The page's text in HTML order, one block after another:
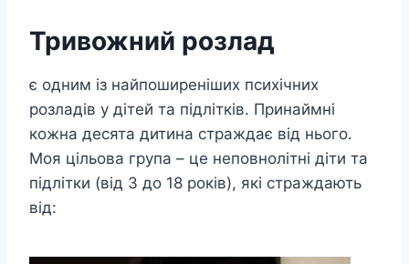
Тривожний розлад
є одним із найпоширеніших психічних
розладів у дітей та підлітків. Принаймні
кожна десята дитина страждає від нього.
Моя цільова група – це неповнолітні діти та
підлітки (від 3 до 18 років), які страждають
від: